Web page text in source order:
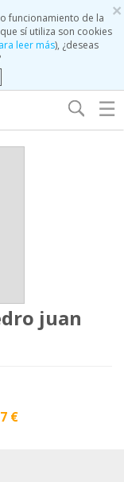
×
funcionamiento de la
sí utiliza son cookies
leer más), ¿deseas
☰
juan
€